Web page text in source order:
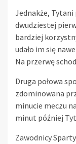
Jednakże,
dwudziestej
bardziej
udało im się
Na przerwę
Druga połowa
zdominowana
minucie meczu
minut później
Zawodnicy